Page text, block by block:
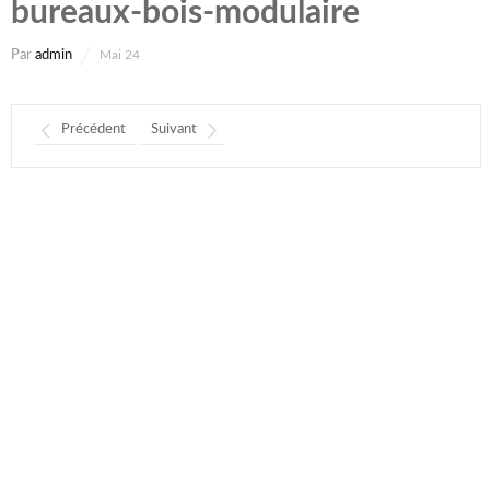
bureaux-bois-modulaire
Par admin Mai 24
Précédent Suivant